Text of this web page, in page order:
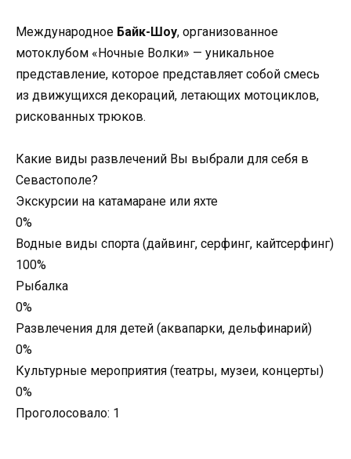
Международное Байк-Шоу, организованное
мотоклубом «Ночные Волки» — уникальное
представление, которое представляет собой смесь
из движущихся декораций, летающих мотоциклов,
рискованных трюков.
Какие виды развлечений Вы выбрали для себя в
Севастополе?
Экскурсии на катамаране или яхте
0%
Водные виды спорта (дайвинг, серфинг, кайтсерфинг)
100%
Рыбалка
0%
Развлечения для детей (аквапарки, дельфинарий)
0%
Культурные мероприятия (театры, музеи, концерты)
0%
Проголосовало: 1